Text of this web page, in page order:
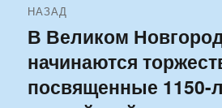
по
записям
НАЗАД
Предыдущая
запись:
В Великом
начинаются
посвященные 1150-